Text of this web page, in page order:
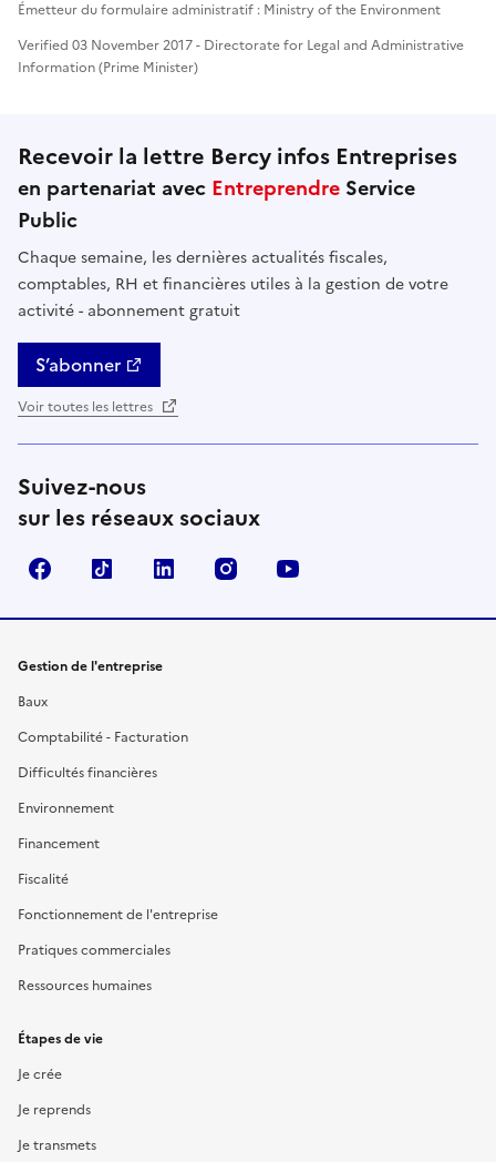
Émetteur du formulaire administratif : Ministry of the Environment
Verified 03 November 2017 - Directorate for Legal and Administrative
Information (Prime Minister)
Recevoir la lettre Bercy infos Entreprises
en partenariat avec Entreprendre Service
Public
Chaque semaine, les dernières actualités fiscales,
comptables, RH et financières utiles à la gestion de votre
activité - abonnement gratuit
S’abonner
Voir toutes les lettres
Suivez-nous
sur les réseaux sociaux
FacebookTikTok Linkedin Instagram
Gestion de l'entreprise
Baux
Comptabilité - Facturation
Difficultés financières
Environnement
Financement
Fiscalité
Fonctionnement de l'entreprise
Pratiques commerciales
Ressources humaines
Étapes de vie
Je crée
Je reprends
Je transmets